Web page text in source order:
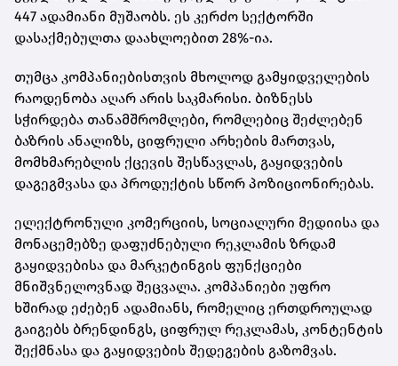
447 ადამიანი მუშაობს. ეს კერძო სექტორში
დასაქმებულთა დაახლოებით 28%-ია.
თუმცა კომპანიებისთვის მხოლოდ გამყიდველების
რაოდენობა აღარ არის საკმარისი. ბიზნესს
სჭირდება თანამშრომლები, რომლებიც შეძლებენ
ბაზრის ანალიზს, ციფრული არხების მართვას,
მომხმარებლის ქცევის შესწავლას, გაყიდვების
დაგეგმვასა და პროდუქტის სწორ პოზიციონირებას.
ელექტრონული კომერციის, სოციალური მედიისა და
მონაცემებზე დაფუძნებული რეკლამის ზრდამ
გაყიდვებისა და მარკეტინგის ფუნქციები
მნიშვნელოვნად შეცვალა. კომპანიები უფრო
ხშირად ეძებენ ადამიანს, რომელიც ერთდროულად
გაიგებს ბრენდინგს, ციფრულ რეკლამას, კონტენტის
შექმნასა და გაყიდვების შედეგების გაზომვას.